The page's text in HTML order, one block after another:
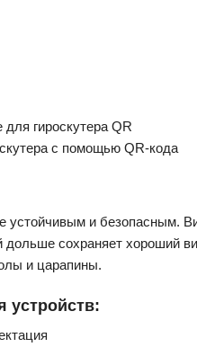
с помощью QR-кода
и безопасным.
сохраняет хороший
и царапины.
устройств: